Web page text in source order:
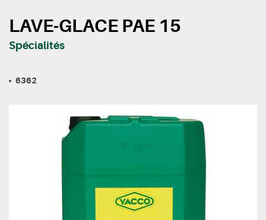
LAVE-GLACE PAE 15
Spécialités
6362